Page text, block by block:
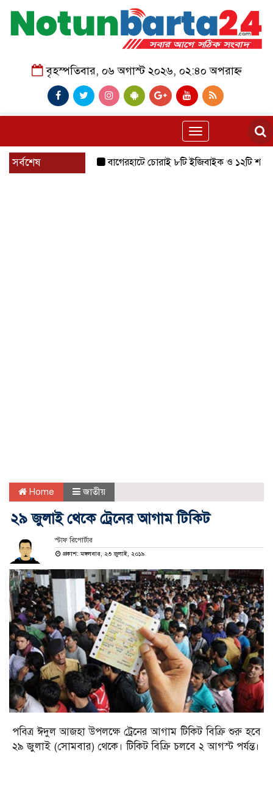
বৃহস্পতিবার, ০৬ অগাস্ট ২০২৬, ০২:৪০ অপরাহ্ন
Toggle
navigation
সর্বশেষ বাগেরহাটে চোরাই ৮টি ইজিবাইক ও ১২টি
Home জাতীয়
২৯ জুলাই থে‌কে ট্রে‌নের আগাম টি‌কিট
স্টাফ রিপোর্টার
প্রকাশ: মঙ্গলবার, ২৩ জুলাই, ২০১৯
পবিত্র ঈদুল আজহা উপলক্ষে ট্রেনের আগাম টিকিট বিক্রি শুরু হবে
২৯ জুলাই (সোমবার) থেকে। টিকিট বিক্রি চলবে ২ আগস্ট পর্যন্ত।